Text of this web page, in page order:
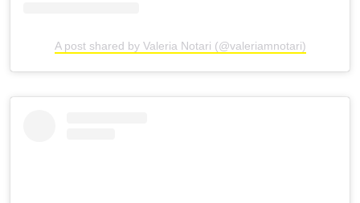
A post shared by Valeria Notari (@valeriamnotari)